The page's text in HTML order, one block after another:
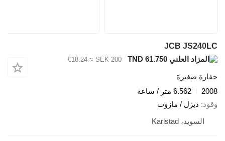
JCB
TND 61.750
SEK 200
≈ €18.24
صغيرة
6.562 متر / ساعة
ديزل / مازوت
السويد، Karlstad